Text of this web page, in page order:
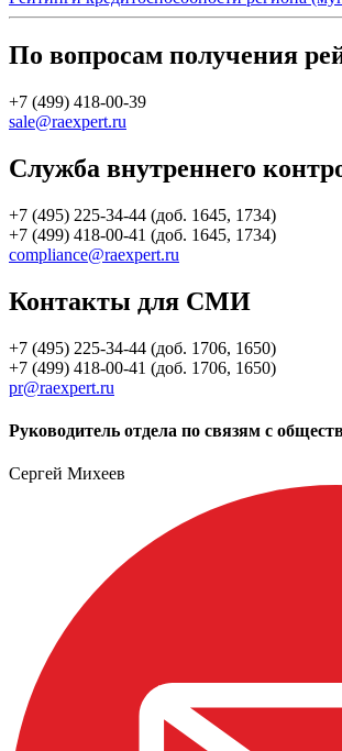
По вопросам получения
+7 (499) 418-00-39
sale@raexpert.ru
Служба внутреннего
+7 (495) 225-34-44 (доб. 1645, 1734)
+7 (499) 418-00-41 (доб. 1645, 1734)
compliance@raexpert.ru
Контакты для СМИ
+7 (495) 225-34-44 (доб. 1706, 1650)
+7 (499) 418-00-41 (доб. 1706, 1650)
pr@raexpert.ru
Руководитель отдела по связям с
Сергей Михеев